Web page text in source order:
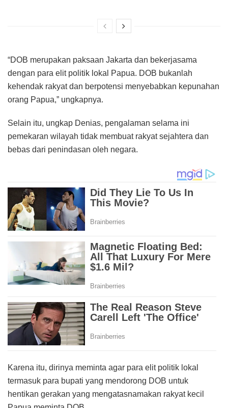
“DOB merupakan paksaan Jakarta dan bekerjasama
dengan para elit politik lokal Papua. DOB bukanlah
kehendak rakyat dan berpotensi menyebabkan kepunahan
orang Papua,” ungkapnya.
Selain itu, ungkap Denias, pengalaman selama ini
pemekaran wilayah tidak membuat rakyat sejahtera dan
bebas dari penindasan oleh negara.
Karena itu, dirinya meminta agar para elit politik lokal
termasuk para bupati yang mendorong DOB untuk
hentikan gerakan yang mengatasnamakan rakyat kecil